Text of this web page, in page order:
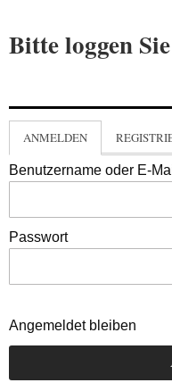
Bitte loggen
ANMELDEN
Benutzername oder E-
Passwort
Angemeldet bleiben